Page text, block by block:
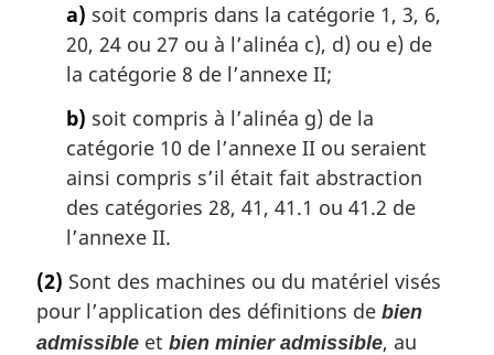
a) soit compris dans la catégorie 1, 3, 6,
20, 24 ou 27 ou à l’alinéa c), d) ou e) de
la catégorie 8 de l’annexe II;
b) soit compris à l’alinéa g) de la
catégorie 10 de l’annexe II ou seraient
ainsi compris s’il était fait abstraction
des catégories 28, 41, 41.1 ou 41.2 de
l’annexe II.
(2) Sont des machines ou du matériel visés
pour l’application des définitions de bien
admissible et bien minier admissible, au